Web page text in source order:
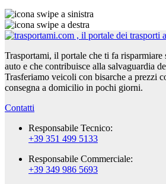
Trasportami, il portale che ti fa risparmiare
auto e che contribuisce alla salvaguardia
Trasferiamo veicoli con bisarche a prezzi
consegna a domicilio in pochi giorni.
Contatti
Responsabile Tecnico:
+39 351 499 5133
Responsabile Commerciale:
+39 349 986 5693